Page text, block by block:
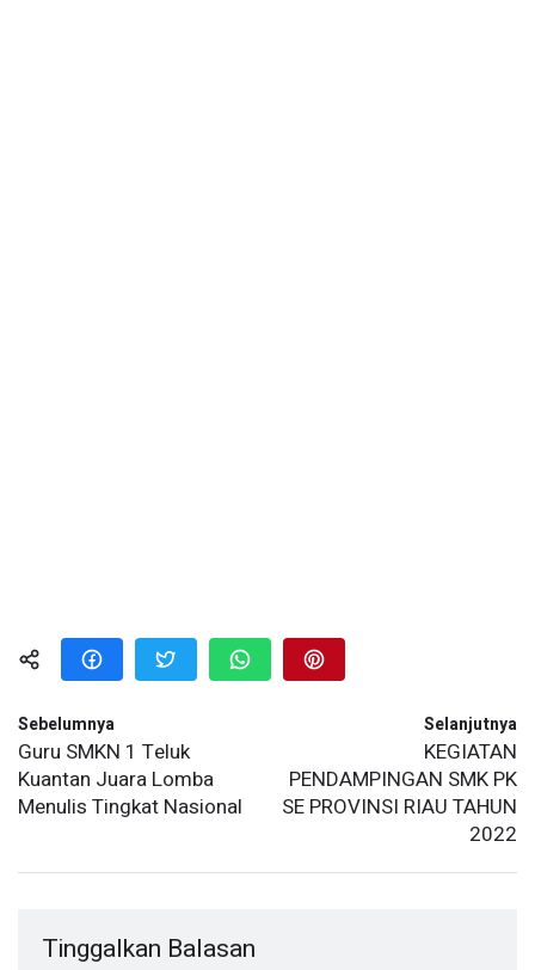
Sebelumnya
Guru SMKN 1 Teluk
Kuantan Juara Lomba
Menulis Tingkat Nasional
Selanjutnya
KEGIATAN
PENDAMPINGAN SMK PK
SE PROVINSI RIAU TAHUN
2022
Tinggalkan Balasan